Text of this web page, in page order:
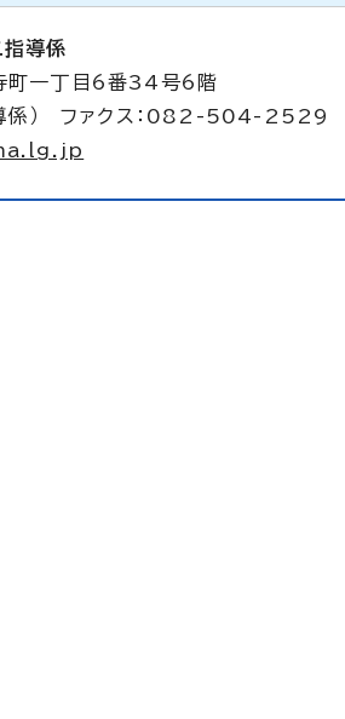
導係
一丁目6番34号6階
） ファクス：082-504-2529